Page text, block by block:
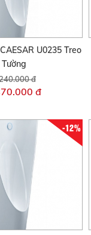
U0235 Treo
Tường
đ
đ
-12%